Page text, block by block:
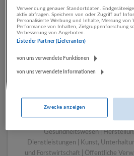
Bergheim bei
Bau | Beherbergung und
Energieversorgung | Finanz- und
Gesundheitswesen |
Dienstleistungen | Kunst,
und Forstwirtschaft | Öffentliche
Verwendung genauer Standortdaten.
aktiv abfragen. Speichern von oder Zugriff auf
Personalisierte Werbung und Inhalte, Messung von
Performance von Inhalten, Zielgruppenforschung
Verbesserung von Angeboten.
Liste der Partner (Lieferanten)
von uns verwendete Funktionen
von uns verwendete Informationen
Zwecke anzeigen